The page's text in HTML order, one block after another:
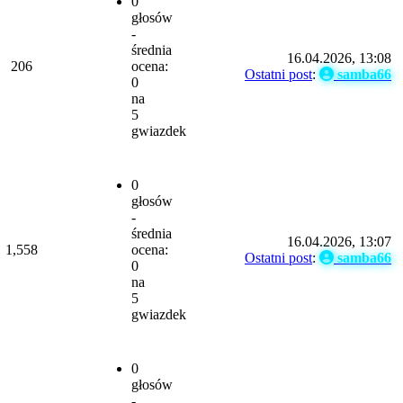
206
głosów
-
średnia
ocena:
0
na
5
gwiazdek
16.04.2026, 13:08
Ostatni post: samba66
1,558
0
głosów
-
średnia
ocena:
0
na
5
gwiazdek
16.04.2026, 13:07
Ostatni post: samba66
0
głosów